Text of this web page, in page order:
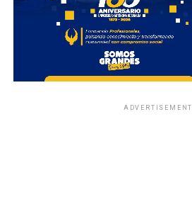
ADVERTISEMENT